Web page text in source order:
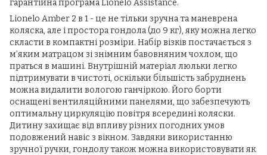
гарантійна програма Lionelo Assistance.
Lionelo Amber 2 в 1 - це не тільки зручна та маневрена
коляска, але і простора гондола (до 9 кг), яку можна легко
скласти в компактні розміри. Набір візків постачається з
м’яким матрацом зі знімним бавовняним чохлом, що
праться в машині. Внутрішній матеріал люльки легко
підтримувати в чистоті, оскільки більшість забруднень
можна видалити вологою ганчіркою. Його борти
оснащені вентиляційними панелями, що забезпечують
оптимальну циркуляцію повітря всередині коляски.
Дитину захищає від впливу різних погодних умов
подовжений навіс з вікном. Завдяки використанню
зручної ручки, гондолу також можна використовувати як